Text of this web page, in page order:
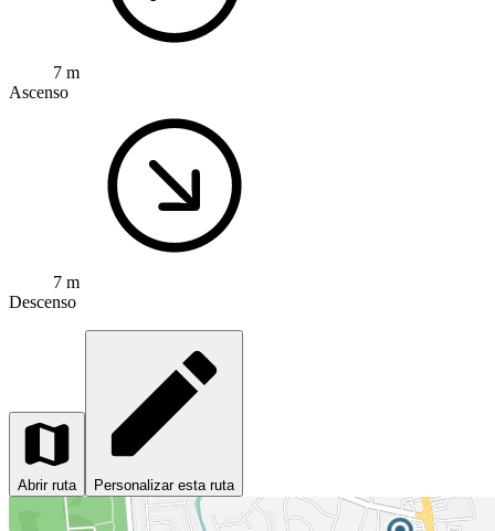
7 m
Ascenso
7 m
Descenso
Abrir ruta Personalizar esta ruta